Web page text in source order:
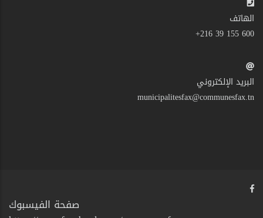
الهاتف
600 155 39 216+
البريد الإلكتروني
municipalitesfax@communesfax.tn
صفحة الفيسبوك